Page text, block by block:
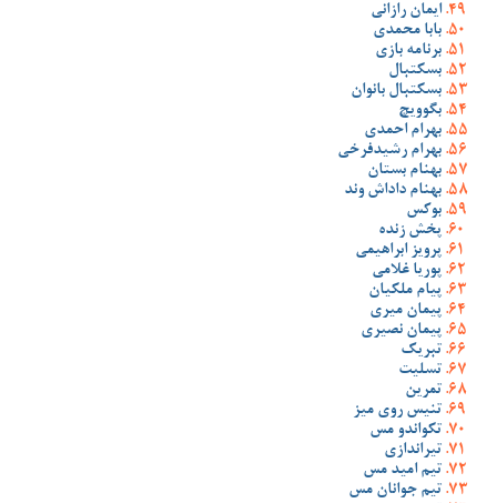
ایمان رازانی
بابا محمدی
برنامه بازی
بسکتبال
بسکتبال بانوان
بگوویچ
بهرام احمدی
بهرام رشیدفرخی
بهنام بستان
بهنام داداش وند
بوکس
پخش زنده
پرویز ابراهیمی
پوریا غلامی
پیام ملکیان
پیمان میری
پیمان نصیری
تبریک
تسلیت
تمرین
تنیس روی میز
تکواندو مس
تیراندازی
تیم امید مس
تیم جوانان مس